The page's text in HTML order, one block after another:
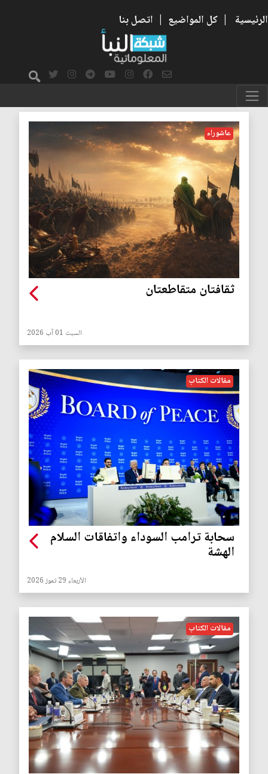
الرئيسية | كل المواضيع | اتصل بنا
مصالح
عاشوراء
ثقافتان متقاطعتان
السبت 01 آب 2026
مقالات الكتاب
سحابة ترامب السوداء واتفاقات السلام
الهشة
الأربعاء 29 تموز 2026
مقالات الكتاب